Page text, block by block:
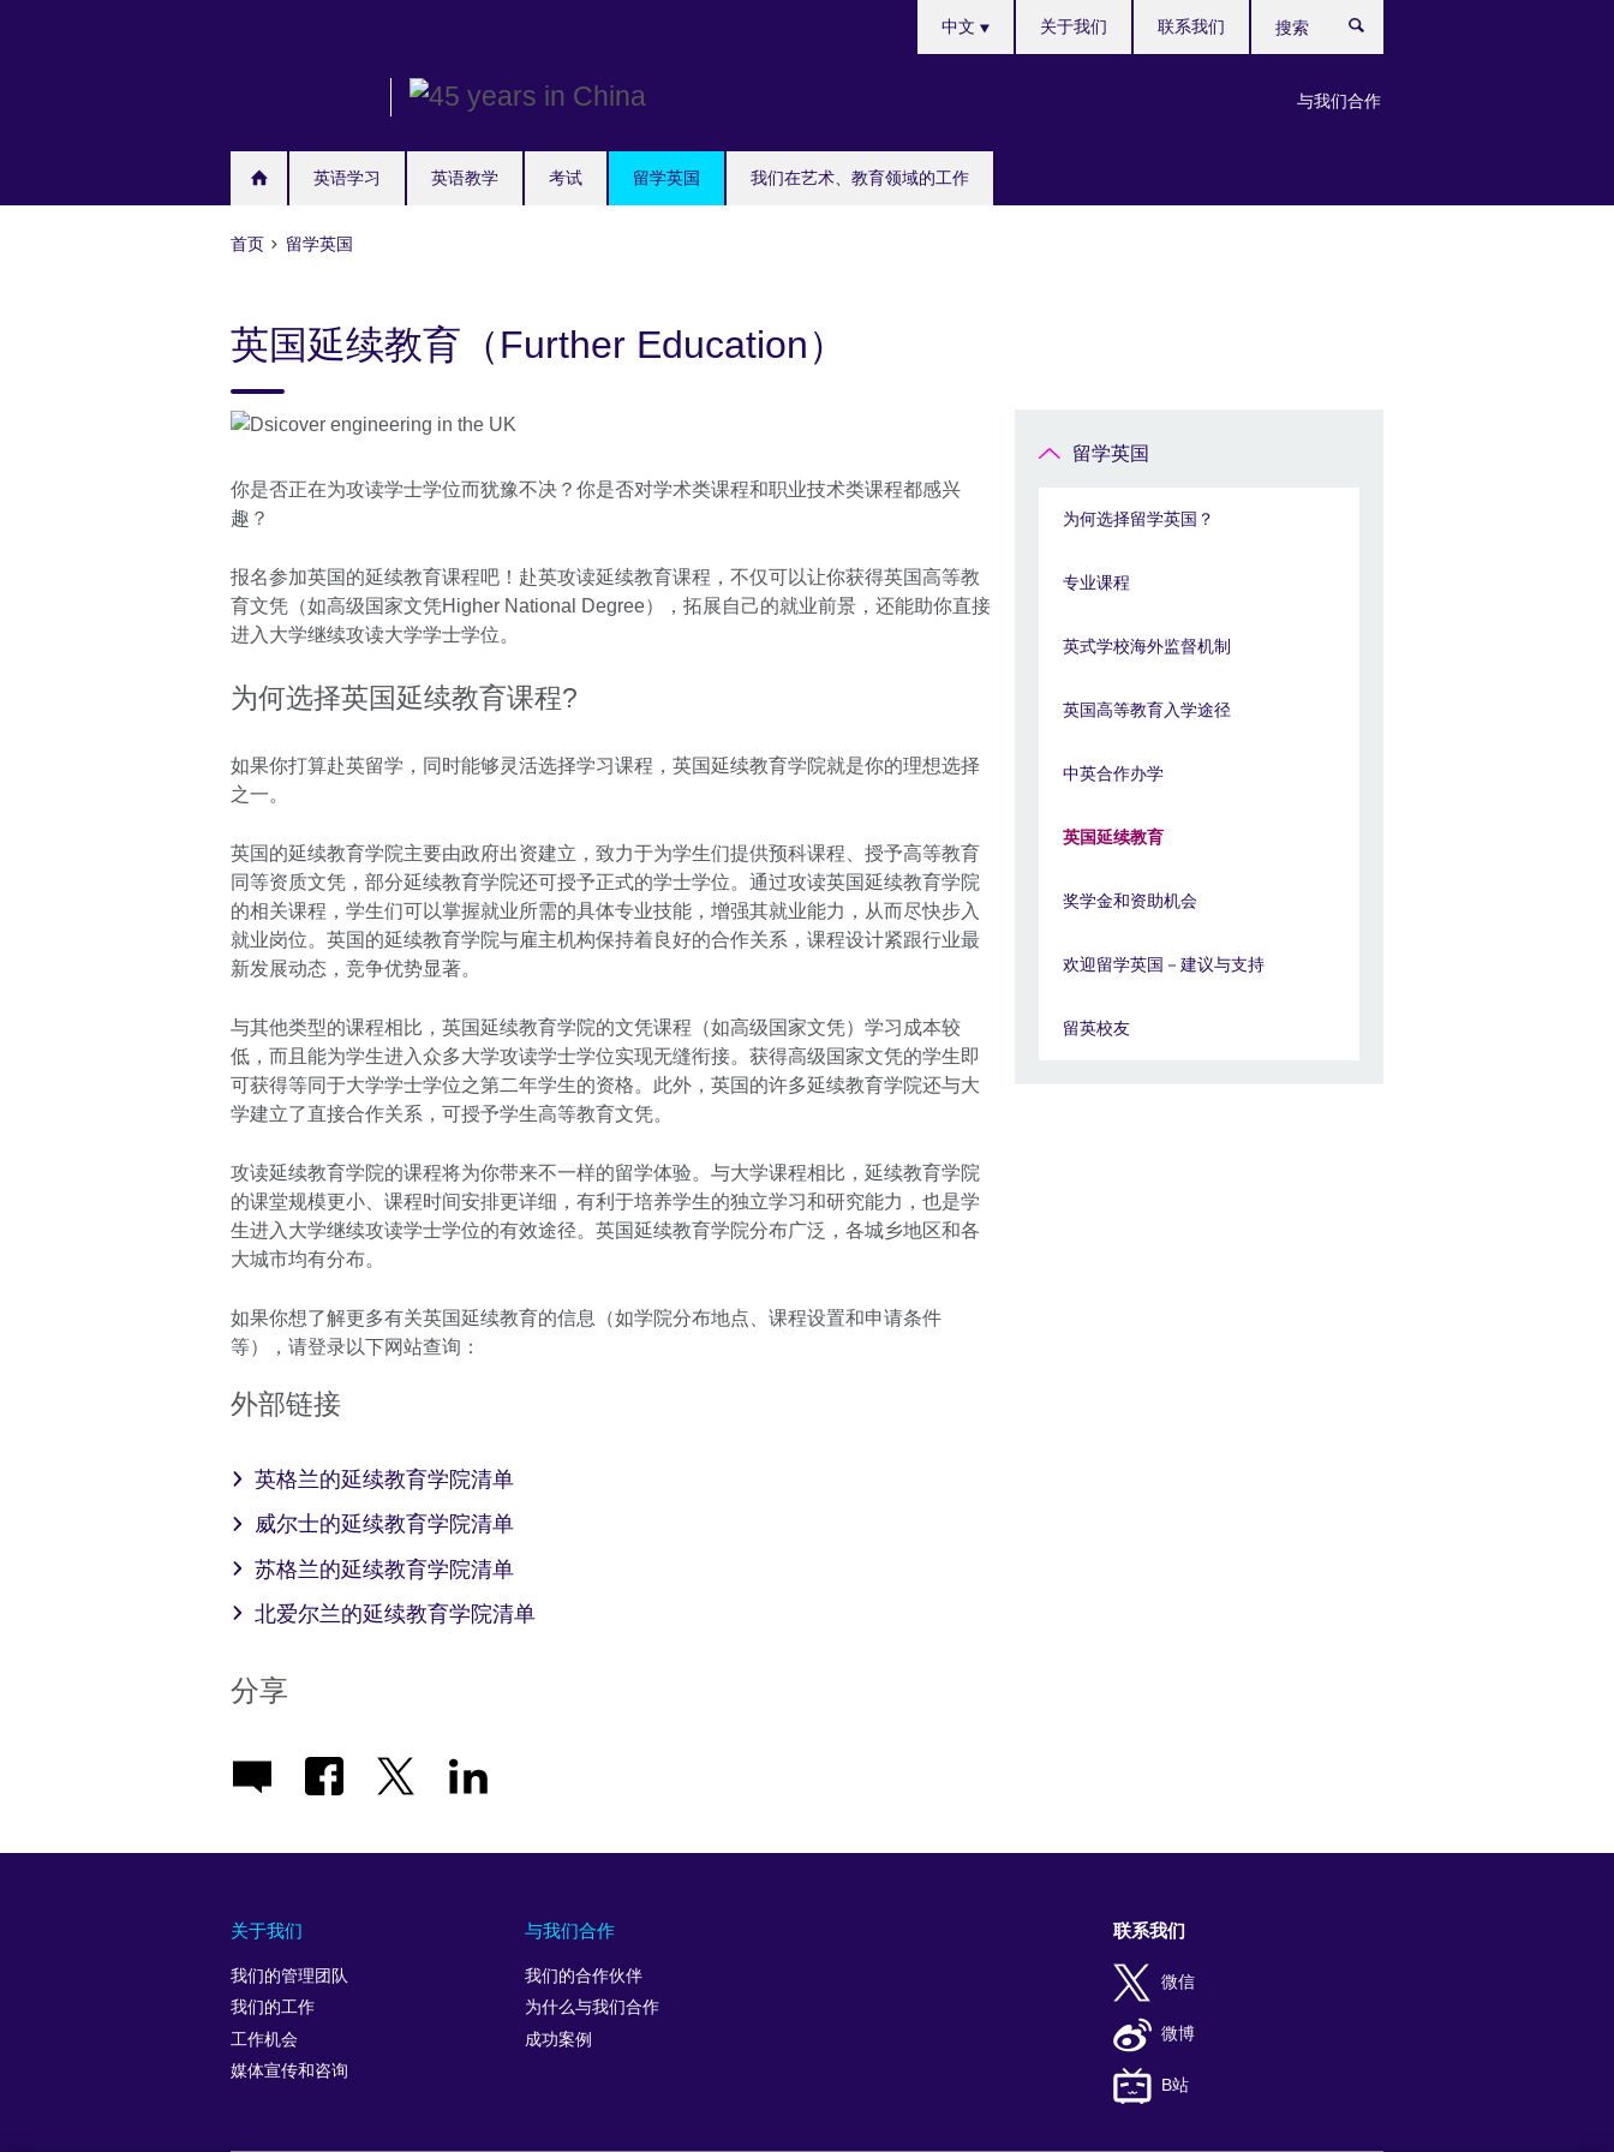
英语学习 英语教学 考试 留学英国 我们在艺术、教育领域的工作
your
中文
与我们合作
关于我们 联系我们
索
首页 留学英国
英国延续教育（Further Education）
你是否正在为攻读学士学位而犹豫不决？你是否对学术类课程和职业技术类课程都感兴
趣？
报名参加英国的延续教育课程吧！赴英攻读延续教育课程，不仅可以让你获得英国高等教
育文凭（如高级国家文凭Higher National Degree），拓展自己的就业前景，还能助你直接
进入大学继续攻读大学学士学位。
为何选择英国延续教育课程?
如果你打算赴英留学，同时能够灵活选择学习课程，英国延续教育学院就是你的理想选择
之一。
英国的延续教育学院主要由政府出资建立，致力于为学生们提供预科课程、授予高等教育
同等资质文凭，部分延续教育学院还可授予正式的学士学位。通过攻读英国延续教育学院
的相关课程，学生们可以掌握就业所需的具体专业技能，增强其就业能力，从而尽快步入
就业岗位。英国的延续教育学院与雇主机构保持着良好的合作关系，课程设计紧跟行业最
新发展动态，竞争优势显著。
与其他类型的课程相比，英国延续教育学院的文凭课程（如高级国家文凭）学习成本较
低，而且能为学生进入众多大学攻读学士学位实现无缝衔接。获得高级国家文凭的学生即
可获得等同于大学学士学位之第二年学生的资格。此外，英国的许多延续教育学院还与大
学建立了直接合作关系，可授予学生高等教育文凭。
攻读延续教育学院的课程将为你带来不一样的留学体验。与大学课程相比，延续教育学院
的课堂规模更小、课程时间安排更详细，有利于培养学生的独立学习和研究能力，也是学
生进入大学继续攻读学士学位的有效途径。英国延续教育学院分布广泛，各城乡地区和各
大城市均有分布。
如果你想了解更多有关英国延续教育的信息（如学院分布地点、课程设置和申请条件
等），请登录以下网站查询：
外部链接
英格兰的延续教育学院清单
威尔士的延续教育学院清单
苏格兰的延续教育学院清单
北爱尔兰的延续教育学院清单
分享
留学英国
为何选择留学英国？
专业课程
英式学校海外监督机制
英国高等教育入学途径
中英合作办学
英国延续教育
奖学金和资助机会
欢迎留学英国－建议与支持
留英校友
关于我们
我们的管理团队
我们的工作
工作机会
媒体宣传和咨询
与我们合作
我们的合作伙伴
为什么与我们合作
成功案例
联系我们
微信
微博
B站